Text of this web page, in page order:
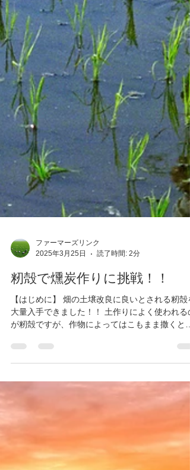
ファーマーズリンク
2025年3月25日
読了時間: 2分
籾殻で燻炭作りに挑戦！！
【はじめに】 畑の土壌改良に良いとされる籾殻を
が籾殻ですが、作物によってはこもまま撒くと生
育が悪くなるもの もあります。 今回はこの籾殻
燻炭にしてより良質な堆肥にしていこうと思いま
す。 ...